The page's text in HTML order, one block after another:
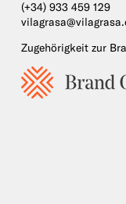
(+34) 933 459 129
Zugehörigkeit zur